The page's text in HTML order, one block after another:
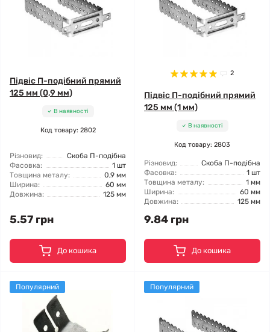
Підвіс П-подібний прямий
125 мм (0,9 мм)
В наявності
Код товару: 2802
Різновид:
Скоба П-подібна
Фасовка:
1 шт
Товщина металу:
0,9 мм
Ширина:
60 мм
Довжина:
125 мм
5.57 грн
До кошика
2
Підвіс П-подібний прямий
125 мм (1 мм)
В наявності
Код товару: 2803
Різновид:
Скоба П-подібна
Фасовка:
1 шт
Товщина металу:
1 мм
Ширина:
60 мм
Довжина:
125 мм
9.84 грн
До кошика
Популярний Популярний